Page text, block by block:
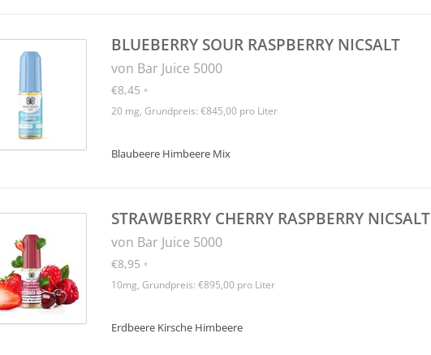
BLUEBERRY SOUR RASPBERRY NICSALT
von Bar Juice 5000
€8,45 *
20 mg, Grundpreis: €845,00 pro Liter
Blaubeere Himbeere Mix
STRAWBERRY CHERRY RASPBERRY NICSALT
von Bar Juice 5000
€8,95 *
10mg, Grundpreis: €895,00 pro Liter
Erdbeere Kirsche Himbeere